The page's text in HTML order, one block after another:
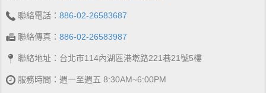
聯絡電話： 886-02-26583687
聯絡傳真： 886-02-26583987
聯絡地址：台北市114內湖區港墘路221巷21號5樓
服務時間：週一至週五 8:30AM~6:00PM